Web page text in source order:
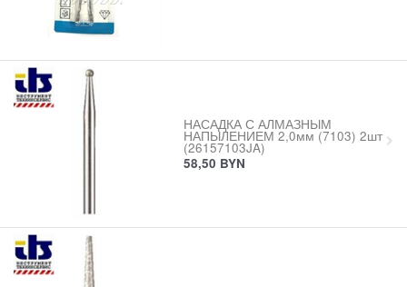
НАСАДКА С АЛМАЗНЫМ
НАПЫЛЕНИЕМ 2,0мм (7103) 2шт
(26157103JA)
58,50 BYN